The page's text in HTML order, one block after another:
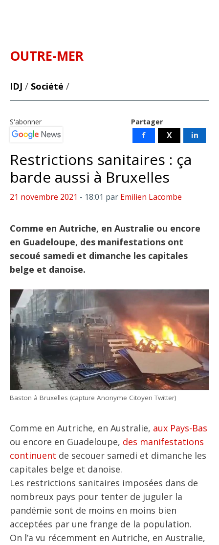
OUTRE-MER
IDJ / Société /
Partager
f X in
S'abonner
Restrictions sanitaires : ça
barde aussi à Bruxelles
21 novembre 2021 - 18:01 par Emilien Lacombe
Comme en Autriche, en Australie ou encore
en Guadeloupe, des manifestations ont
secoué samedi et dimanche les capitales
belge et danoise.
Baston à Bruxelles (capture Anonyme Citoyen Twitter)
Comme en Autriche, en Australie, aux Pays-Bas
ou encore en Guadeloupe, des manifestations
continuent de secouer samedi et dimanche les
capitales belge et danoise.
Les restrictions sanitaires imposées dans de
nombreux pays pour tenter de juguler la
pandémie sont de moins en moins bien
acceptées par une frange de la population.
On l’a vu récemment en Autriche, en Australie,